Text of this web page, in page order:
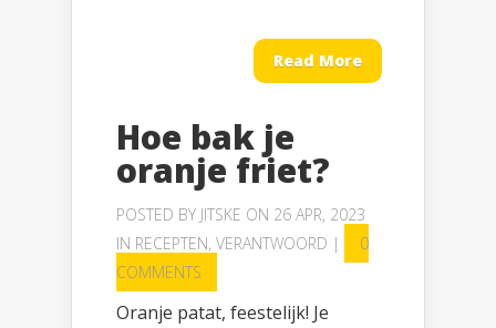
Read More
Hoe bak je
oranje friet?
POSTED BY JITSKE ON 26 APR, 2023
IN RECEPTEN, VERANTWOORD |
0
COMMENTS
Oranje patat, feestelijk! Je